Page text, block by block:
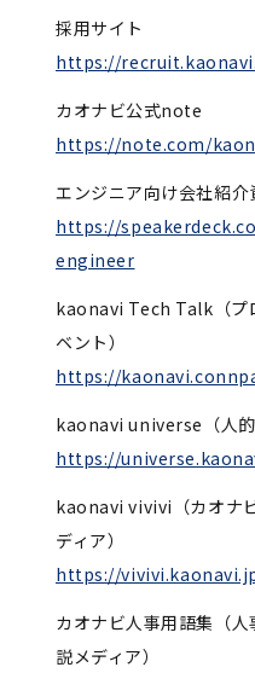
採用サイト
https://
カオナビ公式note
https://note.com/
エンジニア向け会社紹介
https://
engineer
kaonavi Tech Talk（プ
ベント）
https://
kaonavi universe（人的
https://
kaonavi vivivi（カオナ
ディア）
https://
カオナビ人事用語集（
説メディア）